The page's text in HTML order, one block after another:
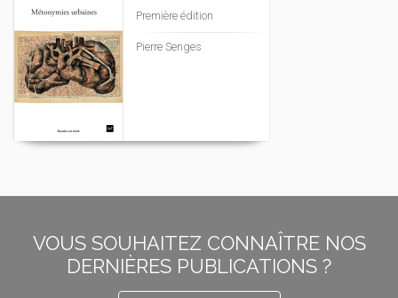
Première édition
Pierre Senges
VOUS SOUHAITEZ CONNAÎTRE NOS
DERNIÈRES PUBLICATIONS ?